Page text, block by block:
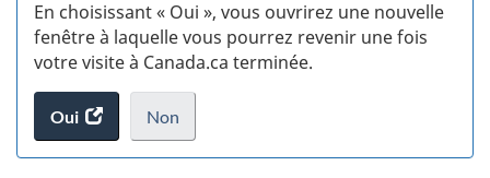
En choisissant « Oui », vous ouvrirez une nouvelle
fenêtre à laquelle vous pourrez revenir une fois
votre visite à Canada.ca terminée.
Oui
accéder
au
Non
je
.